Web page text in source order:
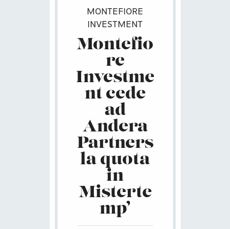
MONTEFIORE
INVESTMENT
Montefio
re
Investme
nt cede
ad
Andera
Partners
la quota
in
Misterte
mp’